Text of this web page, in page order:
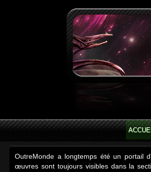
OutreMonde a longtemps été un portail
œuvres sont toujours visibles dans la